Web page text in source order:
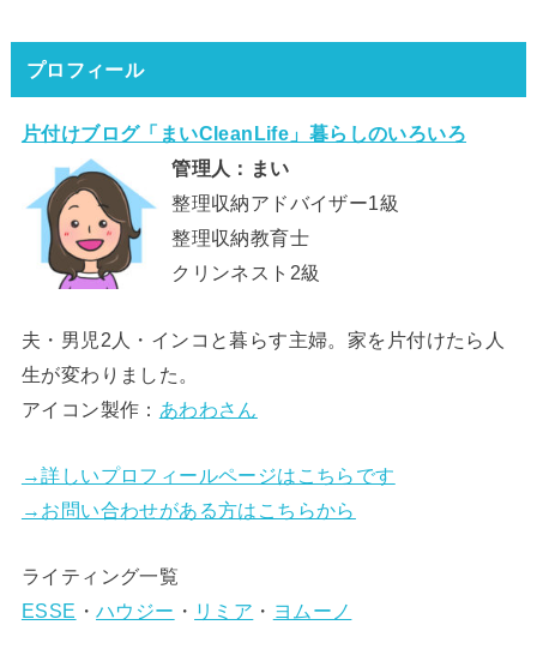
プロフィール
片付けブログ「まいCleanLife」暮らしのいろいろ
管理人：まい
整理収納アドバイザー1級
整理収納教育士
クリンネスト2級
夫・男児2人・インコと暮らす主婦。家を片付けたら人
生が変わりました。
アイコン製作： あわわさん
→詳しいプロフィールページはこちらです
→お問い合わせがある方はこちらから
ライティング一覧
ESSE ・ ハウジー ・ リミア ・ ヨムーノ